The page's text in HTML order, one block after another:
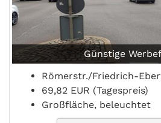
Günstige
Römerstr./Friedrich-
69,82 EUR (Tagespreis)
Großfläche, beleuchtet